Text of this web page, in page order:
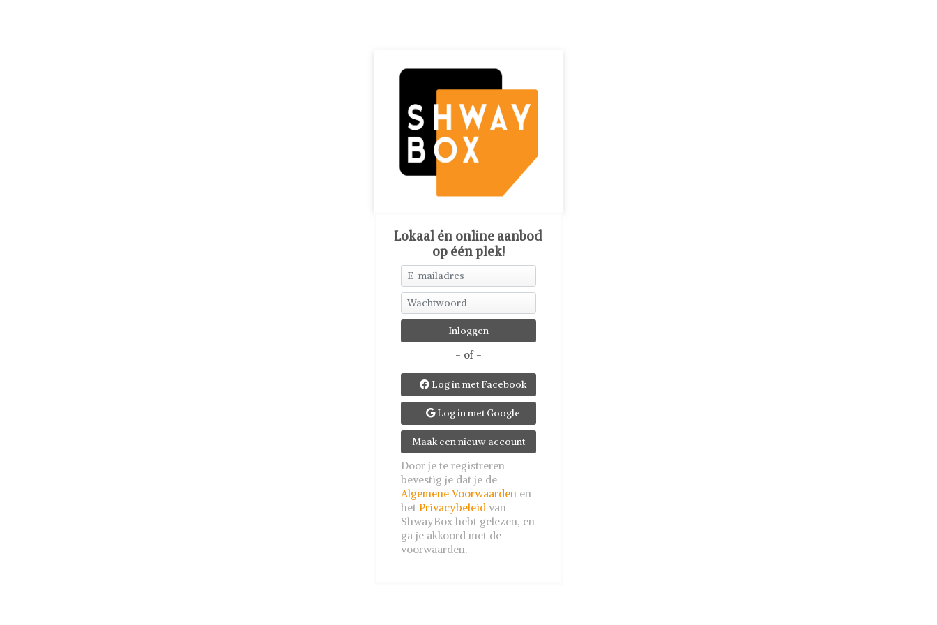
Lokaal én online aanbod
op één plek!
- of -
 Log in met Facebook
Log in met Google
Maak een nieuw account
Door je te registreren
bevestig je dat je de
Algemene Voorwaarden en
het Privacybeleid van
ShwayBox hebt gelezen, en
ga je akkoord met de
voorwaarden.